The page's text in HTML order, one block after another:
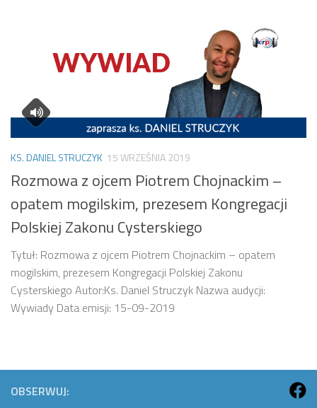
KS. DANIEL STRUCZYK 15 WRZEŚNIA 2019
Rozmowa z ojcem Piotrem Chojnackim –
opatem mogilskim, prezesem Kongregacji
Polskiej Zakonu Cysterskiego
Tytuł: Rozmowa z ojcem Piotrem Chojnackim – opatem
mogilskim, prezesem Kongregacji Polskiej Zakonu
Cysterskiego Autor:Ks. Daniel Struczyk Nazwa audycji:
Wywiady Data emisji: 15-09-2019
OBSERWUJ: